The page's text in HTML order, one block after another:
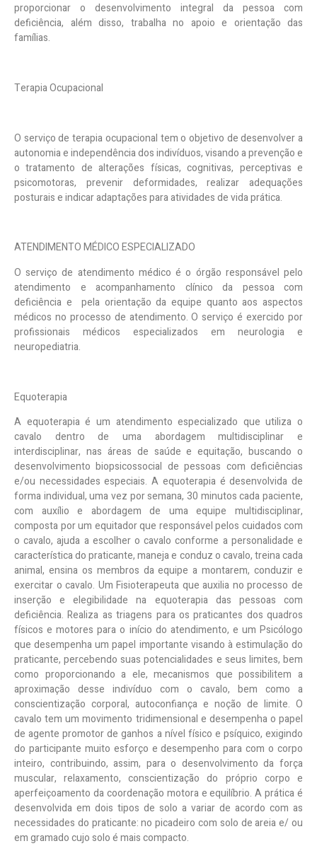
proporcionar o desenvolvimento integral da pessoa com
deficiência, além disso, trabalha no apoio e orientação das
famílias.
Terapia Ocupacional
O serviço de terapia ocupacional tem o objetivo de desenvolver a
autonomia e independência dos indivíduos, visando a prevenção e
o tratamento de alterações físicas, cognitivas, perceptivas e
psicomotoras, prevenir deformidades, realizar adequações
posturais e indicar adaptações para atividades de vida prática.
ATENDIMENTO MÉDICO ESPECIALIZADO
O serviço de atendimento médico é o órgão responsável pelo
atendimento e acompanhamento clínico da pessoa com
deficiência e pela orientação da equipe quanto aos aspectos
médicos no processo de atendimento. O serviço é exercido por
profissionais médicos especializados em neurologia e
neuropediatria.
Equoterapia
A equoterapia é um atendimento especializado que utiliza o
cavalo dentro de uma abordagem multidisciplinar e
interdisciplinar, nas áreas de saúde e equitação, buscando o
desenvolvimento biopsicossocial de pessoas com deficiências
e/ou necessidades especiais. A equoterapia é desenvolvida de
forma individual, uma vez por semana, 30 minutos cada paciente,
com auxílio e abordagem de uma equipe multidisciplinar,
composta por um equitadorque responsável pelos cuidados com
o cavalo, ajuda a escolher o cavalo conforme a personalidade e
característica do praticante, maneja e conduz o cavalo, treina cada
animal, ensina os membros da equipe a montarem, conduzir e
exercitar o cavalo. Um Fisioterapeuta que auxilia no processo de
inserção e elegibilidade na equoterapia das pessoas com
deficiência. Realiza as triagens para os praticantes dos quadros
físicos e motores para o início do atendimento, e um Psicólogo
quedesempenha um papel importante visando à estimulação do
praticante, percebendo suas potencialidades e seus limites, bem
como proporcionando a ele, mecanismos que possibilitem a
aproximação desse indivíduo com o cavalo, bem como a
conscientização corporal, autoconfiança e noção de limite. O
cavalo tem um movimento tridimensional e desempenha o papel
de agente promotor de ganhos a nível físico e psíquico, exigindo
do participante muito esforço e desempenho para com o corpo
inteiro, contribuindo, assim, para o desenvolvimento da força
muscular, relaxamento, conscientização do próprio corpo e
aperfeiçoamento da coordenação motora e equilíbrio. A prática é
desenvolvida em dois tipos de solo a variar de acordo com as
necessidades do praticante: no picadeiro com solo de areia e/ ou
em gramado cujo solo é mais compacto.